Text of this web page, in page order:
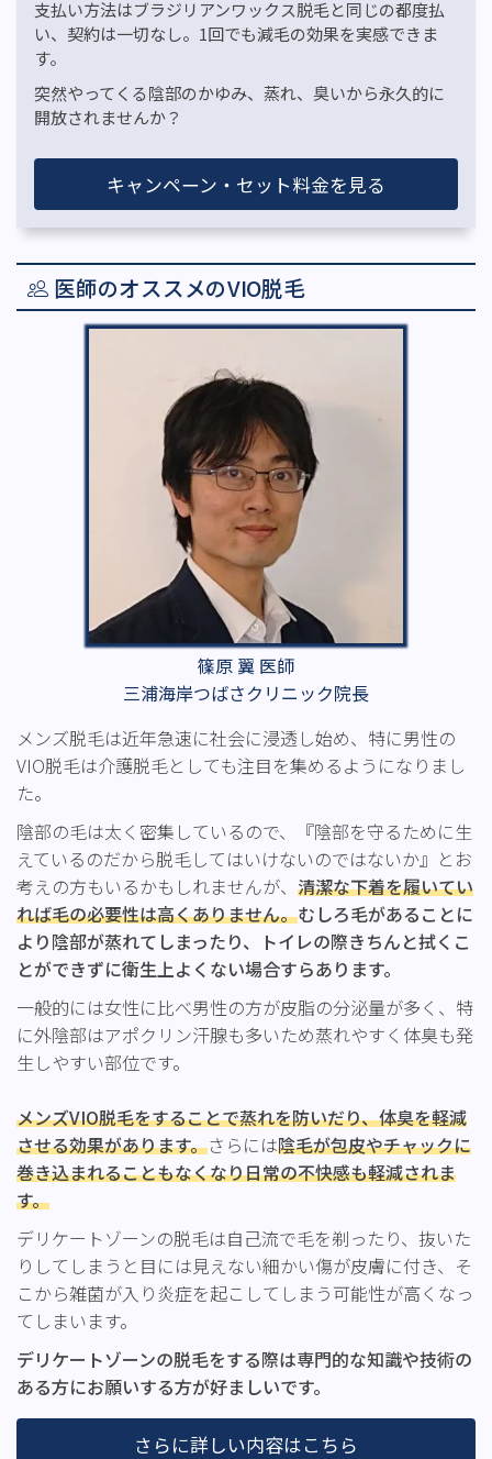
支払い方法はブラジリアンワックス脱毛と同じの都度払
い、契約は一切なし。1回でも減毛の効果を実感できま
す。
突然やってくる陰部のかゆみ、蒸れ、臭いから永久的に
開放されませんか？
キャンペーン・セット料金を見る
医師のオススメのVIO脱毛
篠原 翼 医師
三浦海岸つばさクリニック院長
メンズ脱毛は近年急速に社会に浸透し始め、特に男性の
VIO脱毛は介護脱毛としても注目を集めるようになりまし
た。
陰部の毛は太く密集しているので、『陰部を守るために生
えているのだから脱毛してはいけないのではないか』とお
考えの方もいるかもしれませんが、 清潔な下着を履いてい
れば毛の必要性は高くありません。むしろ毛があることに
より陰部が蒸れてしまったり、トイレの際きちんと拭くこ
とができずに衛生上よくない場合すらあります。
一般的には女性に比べ男性の方が皮脂の分泌量が多く、特
に外陰部はアポクリン汗腺も多いため蒸れやすく体臭も発
生しやすい部位です。
メンズVIO脱毛をすることで蒸れを防いだり、体臭を軽減
させる効果があります。さらには陰毛が包皮やチャックに
巻き込まれることもなくなり日常の不快感も軽減されま
す。
デリケートゾーンの脱毛は自己流で毛を剃ったり、抜いた
りしてしまうと目には見えない細かい傷が皮膚に付き、そ
こから雑菌が入り炎症を起こしてしまう可能性が高くなっ
てしまいます。
デリケートゾーンの脱毛をする際は専門的な知識や技術の
ある方にお願いする方が好ましいです。
さらに詳しい内容はこちら